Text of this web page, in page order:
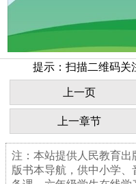
提示：扫描二维码关
上一页
上一章节
注：本站提供人民教育
版书本导航，供中小学